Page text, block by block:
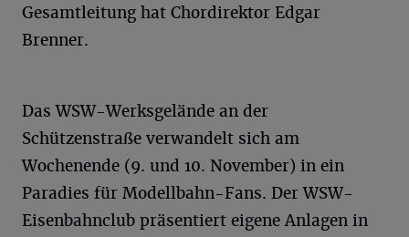
Gesamtleitung hat Chordirektor Edgar
Brenner.
Das WSW-Werksgelände an der
Schützenstraße verwandelt sich am
Wochenende (9. und 10. November) in ein
Paradies für Modellbahn-Fans. Der WSW-
Eisenbahnclub präsentiert eigene Anlagen in